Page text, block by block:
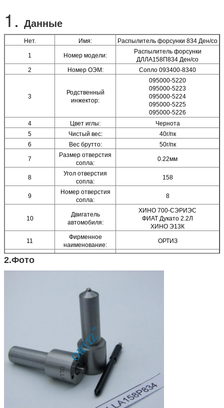
1. Данные
Нет. Имя: Распылитель форсунки 834 Ден/со
1 Номер модели:
Распылитель форсунки
ДЛЛА158П834 Ден/со
2
Номер ОЭМ: Сопло 093400-8340
3
Родственный
инжектор:
095000-5220
095000-5223
095000-5224
095000-5225
095000-5226
4
Цвет иглы:
Чернота
5
Чистый вес:
40г/пк
6
Вес брутто: 50г/пк
7
Размер отверстия
сопла:
0.22мм
8
Угол отверстия
сопла:
158
9
Номер отверстия
сопла:
8
10
Двигатель
автомобиля:
ХИНО 700-СЭРИЭС
ФИАТ Дукато 2.2Л
ХИНО Э13К
11
Фирменное
наименование:
ОРТИЗ
12 Материал:
Высокоскоростная сталь
Размер коробки:
Гарантия:
2.Фото